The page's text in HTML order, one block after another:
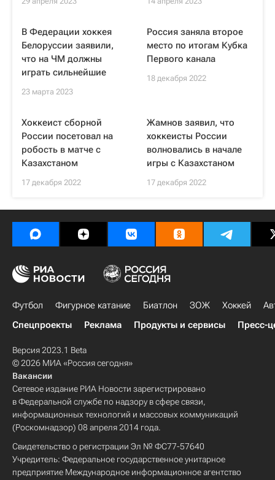
В Федерации хоккея
Белоруссии заявили,
что на ЧМ должны
играть сильнейшие
23 марта 2023
Россия заняла второе
место по итогам Кубка
Первого канала
18 декабря 2022
Хоккеист сборной
России посетовал на
робость в матче с
Казахстаном
17 декабря 2022
Жамнов заявил, что
хоккеисты России
волновались в начале
игры с Казахстаном
17 декабря 2022
Футбол Фигурное катание Биатлон ЗОЖ Хоккей
Спецпроекты
Реклама Продукты и сервисы Пресс-
Версия 2023.1 Beta
© 2026 МИА «Россия сегодня»
Вакансии
Сетевое издание РИА Новости зарегистрировано
в Федеральной службе по надзору в сфере связи,
информационных технологий и массовых коммуникаций
(Роскомнадзор) 08 апреля 2014 года.
Свидетельство о регистрации Эл № ФС77-57640
Учредитель: Федеральное государственное унитарное
предприятие Международное информационное агентство